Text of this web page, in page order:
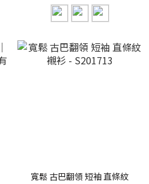
寬鬆 古巴翻領 短袖 直條紋